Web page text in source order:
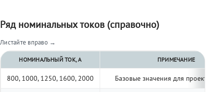
Ряд номинальных токов (справочно)
Листайте вправо →
НОМИНАЛЬНЫЙ ТОК, А ПРИМЕЧАНИЕ
800, 1000, 1250, 1600, 2000 Базовые значения для